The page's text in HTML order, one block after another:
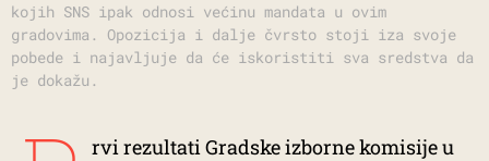
kojih SNS ipak odnosi većinu mandata u ovim
gradovima. Opozicija i dalje čvrsto stoji iza svoje
pobede i najavljuje da će iskoristiti sva sredstva da
je dokažu.
rvi rezultati Gradske izborne komisije u